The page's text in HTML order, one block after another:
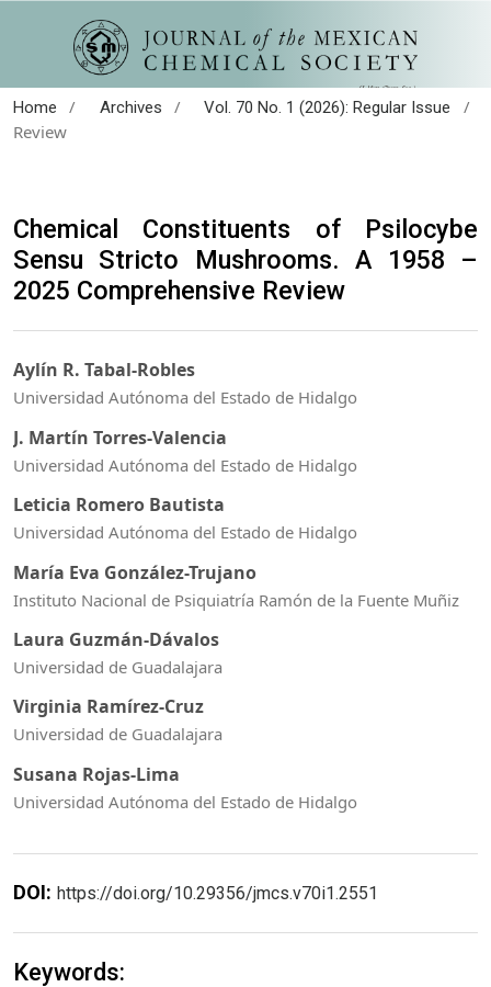
Home / Archives / Vol. 70 No. 1 (2026): Regular Issue
/
Review
Chemical Constituents of Psilocybe
Sensu Stricto Mushrooms. A 1958 –
2025 Comprehensive Review
Aylín R. Tabal-Robles
Universidad Autónoma del Estado de Hidalgo
J. Martín Torres-Valencia
Universidad Autónoma del Estado de Hidalgo
Leticia Romero Bautista
Universidad Autónoma del Estado de Hidalgo
María Eva González-Trujano
Instituto Nacional de Psiquiatría Ramón de la Fuente Muñiz
Laura Guzmán-Dávalos
Universidad de Guadalajara
Virginia Ramírez-Cruz
Universidad de Guadalajara
Susana Rojas-Lima
Universidad Autónoma del Estado de Hidalgo
DOI: https://doi.org/10.29356/jmcs.v70i1.2551
Keywords: